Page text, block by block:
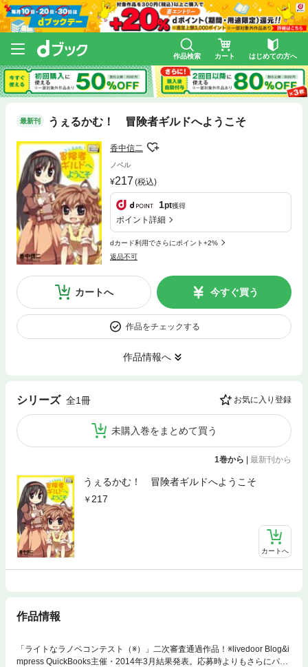
作品検索 カート はじめての方へ
最新刊 うぇるかむ！ 冒険者ギルドへようこそ
香中信二
ノベル
217 (税込)
1pt獲得
ポイント詳細
dカード利用でさらにポイント+2%
返品不可
カートへ 今すぐ買う
作品をチェックする
作品情報へ
シリーズ 全1冊 お気に入り登録
未購入巻をまとめて買う
1巻から | 最新刊から
うぇるかむ！ 冒険者ギルドへようこそ
217
カートへ
作品情報
「ライトなラノベコンテスト（※）」二次審査通過作品！※livedoor Blog&i
mpress QuickBooks主催・2014年3月結果発表。応募時よりもさらにパワ